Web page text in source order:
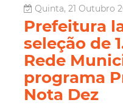
Quinta, 21 Outubro
Prefeitura
seleção de
Rede
programa
Nota Dez